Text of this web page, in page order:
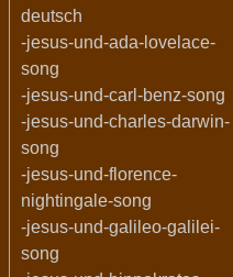
deutsch
-jesus-und-ada-lovelace-
song
-jesus-und-carl-benz-song
-jesus-und-charles-darwin-
song
-jesus-und-florence-
nightingale-song
-jesus-und-galileo-galilei-
song